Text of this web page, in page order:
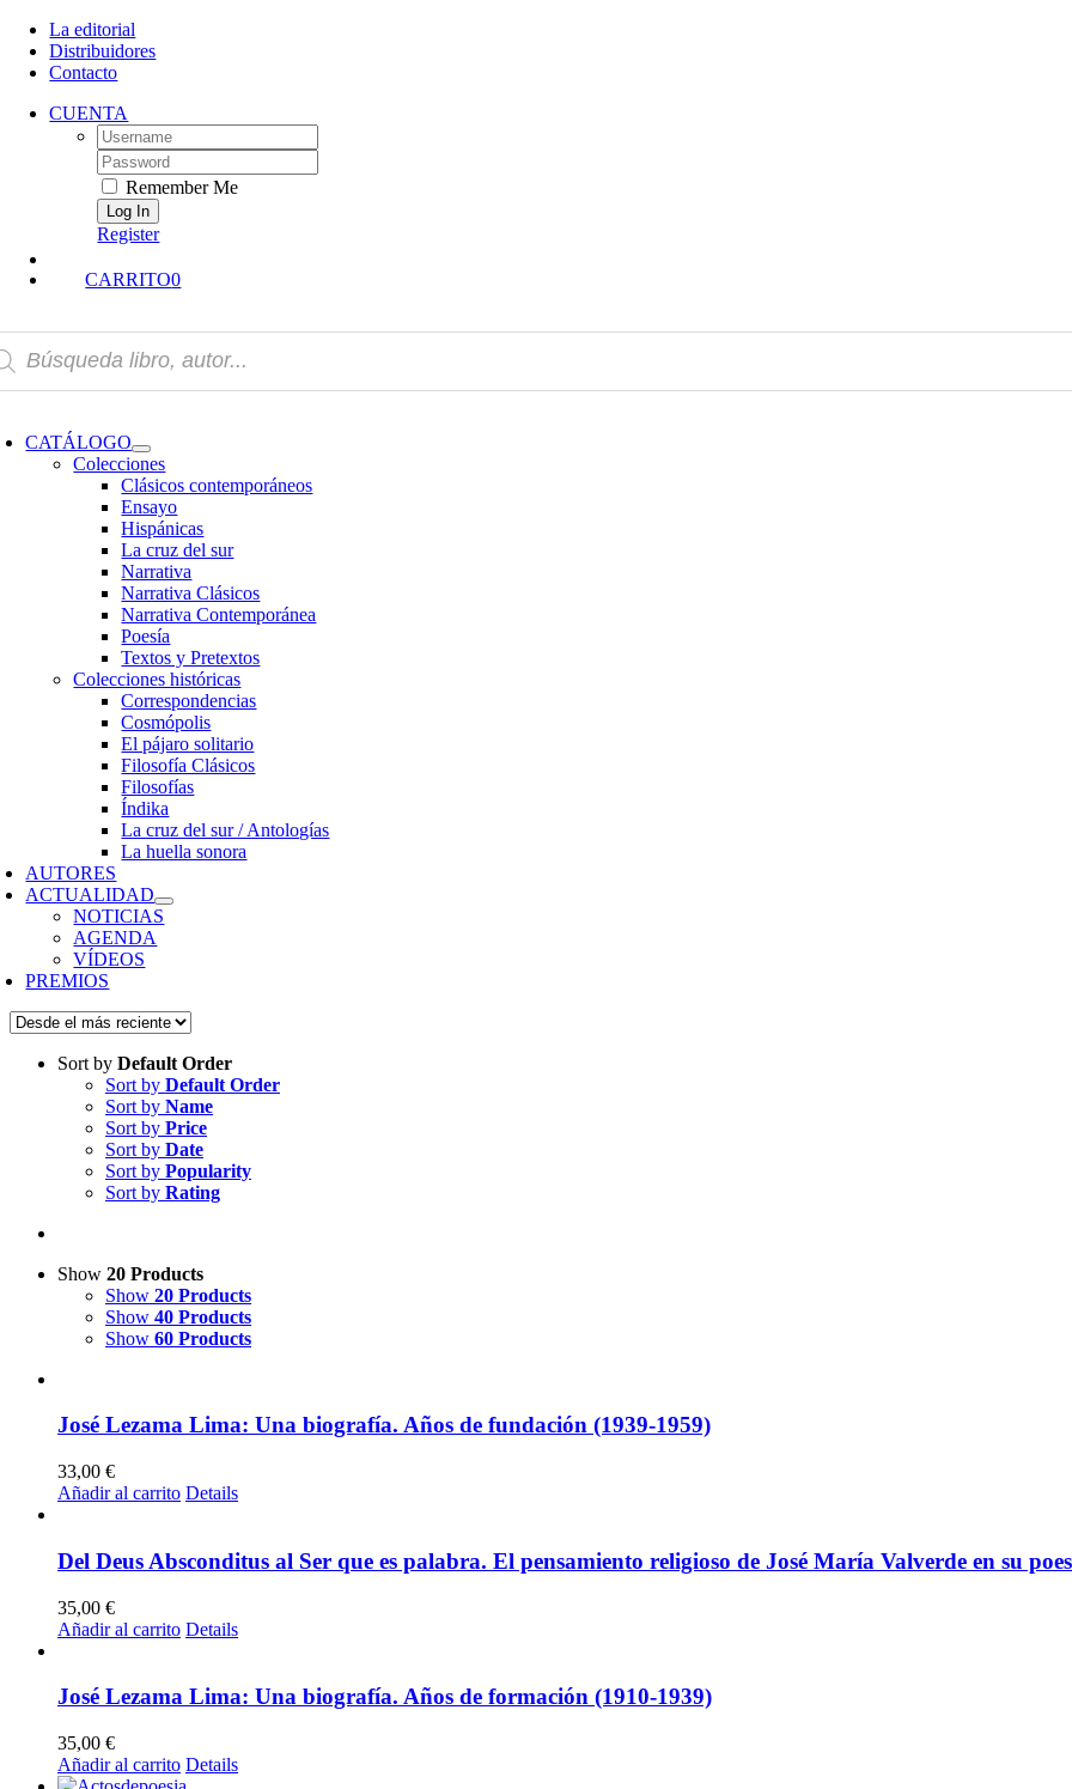
Skip
content
La editorial
Distribuidores
Contacto
CUENTA
Username:
Password:
Remember Me
Register
CARRITO0
CATÁLOGO
Colecciones
Clásicos contemporáneos
Ensayo
Hispánicas
La cruz del sur
Narrativa
Narrativa Clásicos
Narrativa Contemporánea
Poesía
Textos y Pretextos
Colecciones históricas
Correspondencias
Cosmópolis
El pájaro solitario
Filosofía Clásicos
Filosofías
Índika
La cruz del sur / Antologías
La huella sonora
AUTORES
ACTUALIDAD
NOTICIAS
AGENDA
VÍDEOS
PREMIOS
Sort by Default Order
Sort by Default Order
Sort by Name
Sort by Price
Sort by Date
Sort by Popularity
Sort by Rating
Show 20 Products
Show 20 Products
Show 40 Products
Show 60 Products
José Lezama Lima: Una biografía. Años de fundación (1939-1959)
33,00 €
Añadir al carrito Details
Del Deus Absconditus al Ser que es palabra. El pensamiento religioso de José María Valverde en su
35,00 €
Añadir al carrito Details
José Lezama Lima: Una biografía. Años de formación (1910-1939)
35,00 €
Añadir al carrito Details